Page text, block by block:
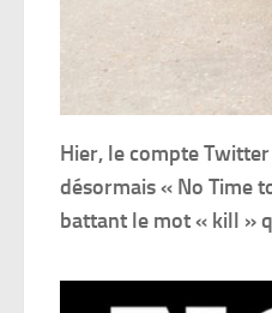
Hier, le compte
désormais « No Time
battant le mot « kill »